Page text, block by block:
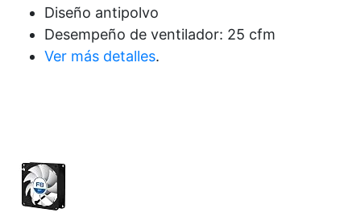
Diseño antipolvo
Desempeño de ventilador: 25 cfm
Ver más detalles.